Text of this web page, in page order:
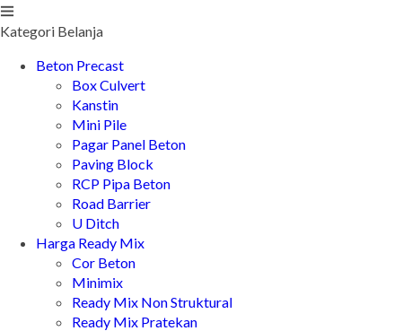
Kategori Belanja
Beton Precast
Box Culvert
Kanstin
Mini Pile
Pagar Panel Beton
Paving Block
RCP Pipa Beton
Road Barrier
U Ditch
Harga Ready Mix
Cor Beton
Minimix
Ready Mix Non Struktural
Ready Mix Pratekan